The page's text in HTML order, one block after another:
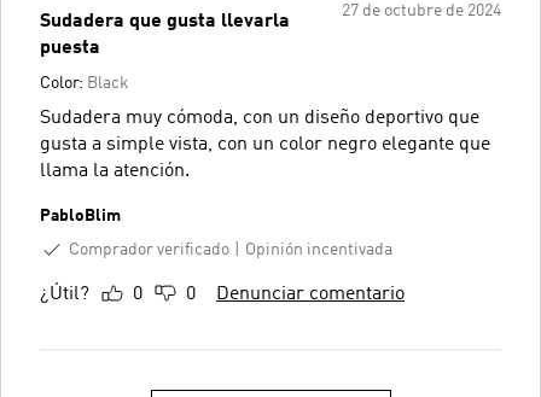
27 de octubre de 2024
Sudadera que gusta llevarla
puesta
Color: Black
Sudadera muy cómoda, con un diseño deportivo que
gusta a simple vista, con un color negro elegante que
llama la atención.
PabloBlim
Comprador verificado
Opinión incentivada
¿Útil? 0 0 Denunciar comentario